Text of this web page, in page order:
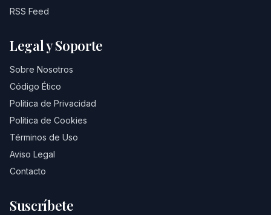
RSS Feed
Legal y Soporte
Sobre Nosotros
Código Ético
Política de Privacidad
Política de Cookies
Términos de Uso
Aviso Legal
Contacto
Suscríbete